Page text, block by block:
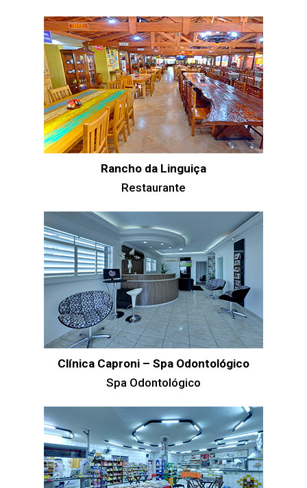
Rancho da Linguiça
Restaurante
Clínica Caproni – Spa Odontológico
Spa Odontológico